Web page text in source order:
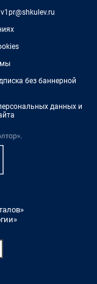
v1pr@shkulev.ru
без баннерной
данных и